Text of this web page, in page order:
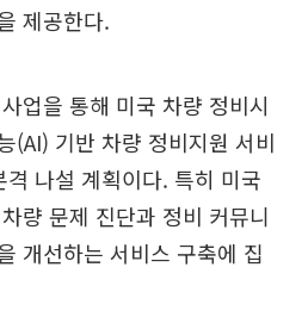
제공한다.
업을 통해 미국 차량 정비시
(AI) 기반 차량 정비지원 서비
나설 계획이다. 특히 미국
량 문제 진단과 정비 커뮤니
개선하는 서비스 구축에 집